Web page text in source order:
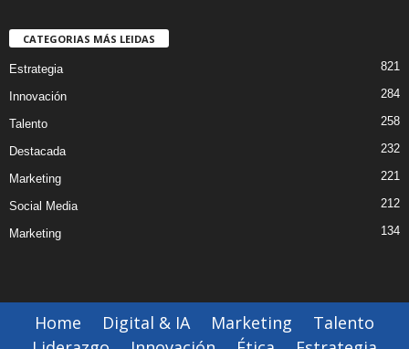
CATEGORIAS MÁS LEIDAS
Estrategia 821
Innovación 284
Talento 258
Destacada 232
Marketing 221
Social Media 212
Marketing 134
Home Digital & IA Marketing
Talento